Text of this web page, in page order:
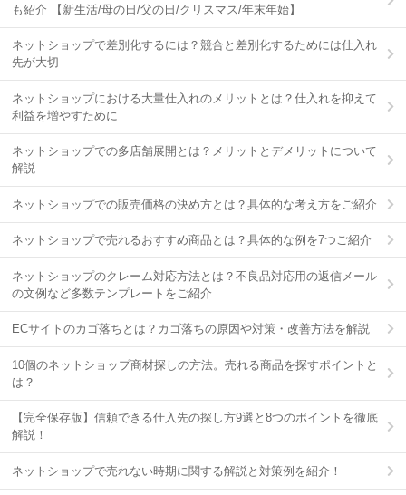
も紹介 【新生活/母の日/父の日/クリスマス/年末年始】
ネットショップで差別化するには？競合と差別化するためには仕入れ
先が大切
ネットショップにおける大量仕入れのメリットとは？仕入れを抑えて
利益を増やすために
ネットショップでの多店舗展開とは？メリットとデメリットについて
解説
ネットショップでの販売価格の決め方とは？具体的な考え方をご紹介
ネットショップで売れるおすすめ商品とは？具体的な例を7つご紹介
ネットショップのクレーム対応方法とは？不良品対応用の返信メール
の文例など多数テンプレートをご紹介
ECサイトのカゴ落ちとは？カゴ落ちの原因や対策・改善方法を解説
10個のネットショップ商材探しの方法。売れる商品を探すポイントと
は？
【完全保存版】信頼できる仕入先の探し方9選と8つのポイントを徹底
解説！
ネットショップで売れない時期に関する解説と対策例を紹介！